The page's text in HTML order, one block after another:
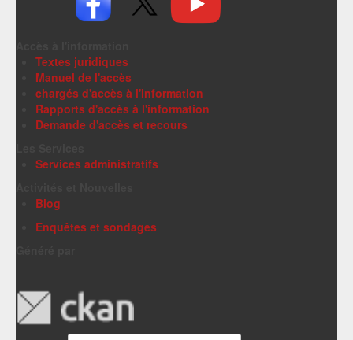
Textes juridiques
Manuel de l'accès
chargés d'accès à l'information
Rapports d'accès à l'information
Demande d'accès et recours
Services administratifs
Blog
Enquêtes et sondages